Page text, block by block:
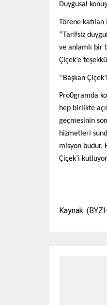
Duygusal
Törene
“Tarifsiz
ve anlamlı bir
Çiçek’e
‘’Başkan
Pro0gramda
hep birlikte
geçmesinin
hizmetleri
misyon budur.
Çiçek’i
Kaynak: